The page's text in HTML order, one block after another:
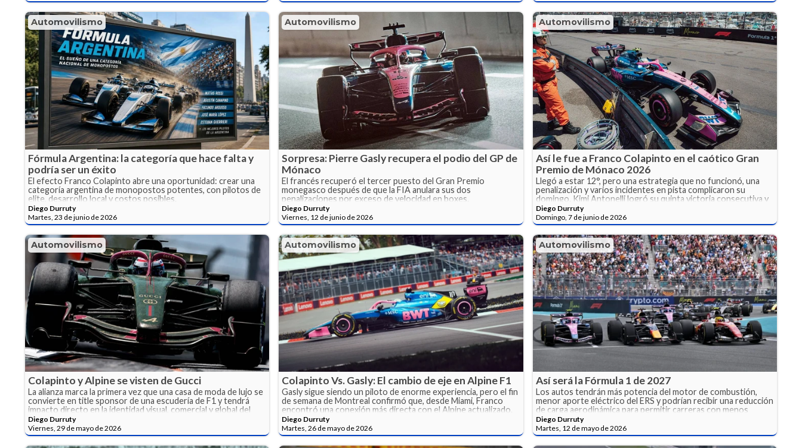
Automovilismo
Fórmula Argentina: la categoría que hace falta y
podría ser un éxito
El efecto Franco Colapinto abre una oportunidad: crear una
categoría argentina de monopostos potentes, con pilotos de
elite, desarrollo local y costos posibles.
Diego Durruty
Martes, 23 de junio de 2026
Automovilismo
Sorpresa: Pierre Gasly recupera el podio del GP de
Mónaco
El francés recuperó el tercer puesto del Gran Premio
monegasco después de que la FIA anulara sus dos
penalizaciones por exceso de velocidad en boxes.
Diego Durruty
Viernes, 12 de junio de 2026
Automovilismo
Así le fue a Franco Colapinto en el caótico Gran
Premio de Mónaco 2026
Llegó a estar 12°, pero una estrategia que no funcionó, una
penalización y varios incidentes en pista complicaron su
domingo. Kimi Antonelli logró su quinta victoria consecutiva y
reforzó su liderazgo en el campeonato.
Diego Durruty
Domingo, 7 de junio de 2026
Automovilismo
Colapinto y Alpine se visten de Gucci
La alianza marca la primera vez que una casa de moda de lujo se
convierte en title sponsor de una escudería de F1 y tendrá
impacto directo en la identidad visual, comercial y global del
equipo donde hoy compite Franco Colapinto.
Diego Durruty
Viernes, 29 de mayo de 2026
Automovilismo
Colapinto Vs. Gasly: El cambio de eje en Alpine F1
Gasly sigue siendo un piloto de enorme experiencia, pero el fin
de semana de Montreal confirmó que, desde Miami, Franco
encontró una conexión más directa con el Alpine actualizado.
Diego Durruty
Martes, 26 de mayo de 2026
Automovilismo
Así será la Fórmula 1 de 2027
Los autos tendrán más potencia del motor de combustión,
menor aporte eléctrico del ERS y podrían recibir una reducción
de carga aerodinámica para permitir carreras con menos
gestión de energía.
Diego Durruty
Martes, 12 de mayo de 2026